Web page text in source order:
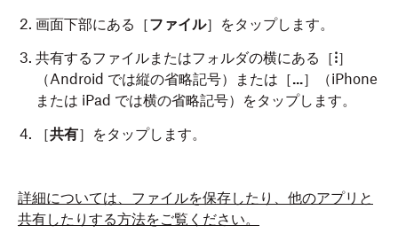
画面下部にある［ファイル］をタップします。
共有するファイルまたはフォルダの横にある［⁝］
（Android では縦の省略記号）または［...］（iPhone
または iPad では横の省略記号）をタップします。
［共有］をタップします。
詳細については、ファイルを保存したり、他のアプリと
共有したりする方法をご覧ください。